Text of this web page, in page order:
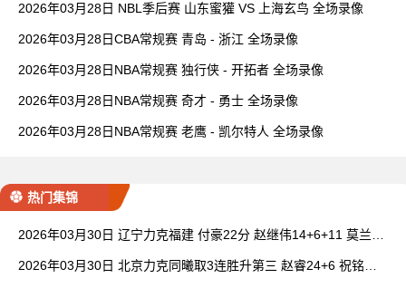
2026年03月28日 NBL季后赛 山东蜜獾 VS 上海玄鸟 全场录像
2026年03月28日CBA常规赛 青岛 - 浙江 全场录像
2026年03月28日NBA常规赛 独行侠 - 开拓者 全场录像
2026年03月28日NBA常规赛 奇才 - 勇士 全场录像
2026年03月28日NBA常规赛 老鹰 - 凯尔特人 全场录像
热门集锦
2026年03月30日 辽宁力克福建 付豪22分 赵继伟14+6+11 莫兰德
2026年03月30日 北京力克同曦取3连胜升第三 赵睿24+6 祝铭震1